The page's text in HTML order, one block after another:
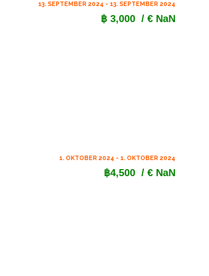
13. SEPTEMBER 2024 - 13. SEPTEMBER 2024
฿ 3,000 / € NaN
1. OKTOBER 2024 - 1. OKTOBER 2024
฿4,500 / € NaN